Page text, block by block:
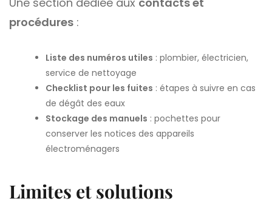
procédures :
Liste des numéros utiles : plombier, électricien,
service de nettoyage
Checklist pour les fuites : étapes à suivre en cas
de dégât des eaux
Stockage des manuels : pochettes pour
conserver les notices des appareils
électroménagers
Limites et solutions